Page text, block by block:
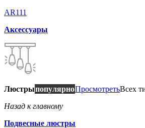
AR111
Аксессуары
ЛюстрыпопулярноПросмотретьВсех
Назад к главному
Подвесные люстры